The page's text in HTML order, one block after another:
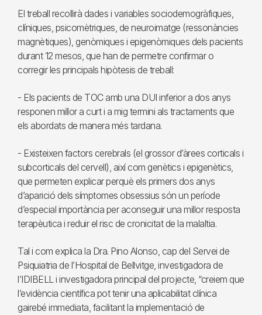
El treball recollirà dades i variables sociodemogràfiques,
clíniques, psicomètriques, de neuroimatge (ressonàncies
magnètiques), genòmiques i epigenòmiques dels pacients
durant 12 mesos, que han de permetre confirmar o
corregir les principals hipòtesis de treball:
- Els pacients de TOC amb una DUI inferior a dos anys
responen millor a curt i a mig termini als tractaments que
els abordats de manera més tardana.
- Existeixen factors cerebrals (el grossor d’àrees corticals i
subcorticals del cervell), així com genètics i epigenètics,
que permeten explicar perquè els primers dos anys
d’aparició dels símptomes obsessius són un període
d’especial importància per aconseguir una millor resposta
terapèutica i reduir el risc de cronicitat de la malaltia.
Tal i com explica la Dra. Pino Alonso, cap del Servei de
Psiquiatria de l’Hospital de Bellvitge, investigadora de
l’IDIBELL i investigadora principal del projecte, “creiem que
l’evidència científica pot tenir una aplicabilitat clínica
gairebé immediata, facilitant la implementació de